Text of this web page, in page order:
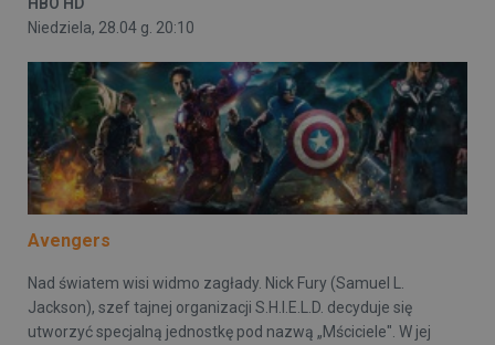
Niedziela, 28.04 g. 20:10
Avengers
Nad światem wisi widmo zagłady. Nick Fury (Samuel L.
Jackson), szef tajnej organizacji S.H.I.E.L.D. decyduje się
utworzyć specjalną jednostkę pod nazwą „Mściciele". W jej